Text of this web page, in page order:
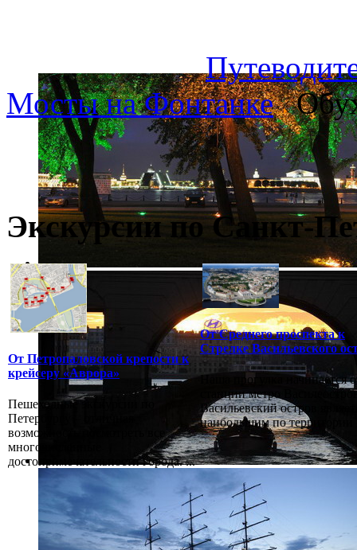
Мосты на Фонтанке
Экскурсии по Санкт-
От Петропаловской крепости к
крейсеру «Аврора»
Пешеходные экскурсии по
Петербургу – отличная
возможность посмотреть все
многочисленные
достопримечательности города. ...
От Среднего проспекта к
Стрелке Васильевского
Наша прогулка начинается
станции метро
Васильевский остров
наибольшим по территории